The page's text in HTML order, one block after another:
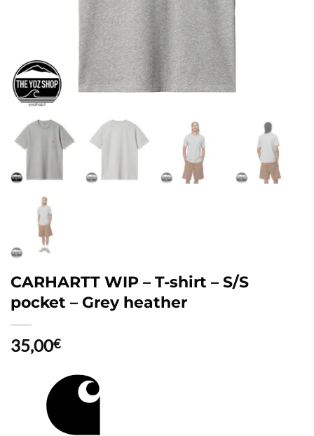
CARHARTT WIP – T-shirt – S/S
pocket – Grey heather
35,00€